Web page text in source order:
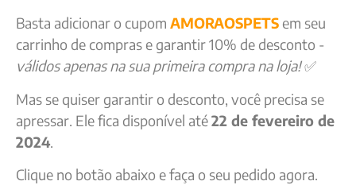
Basta adicionar o cupom AMORAOSPETS em seu
carrinho de compras e garantir 10% de desconto -
válidos apenas na sua primeira compra na loja!✅
Mas se quiser garantir o desconto, você precisa se
apressar. Ele fica disponível até22 de fevereiro de
2024.
Clique no botão abaixo e faça o seu pedido agora.